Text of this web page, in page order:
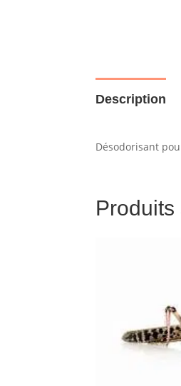
Description
Désodorisant